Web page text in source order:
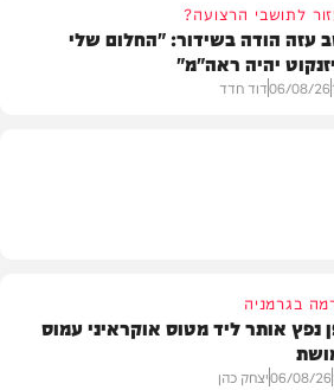
לתושבי הרצועה?
עזה הודה בשידור: "החלום שלי
יהיה ראה"מ"
06/08/26דוד חדד
בגרמניה
נפץ אותר ליד מטוס אוקראיני עמוס
06/08/26יצחק כהן